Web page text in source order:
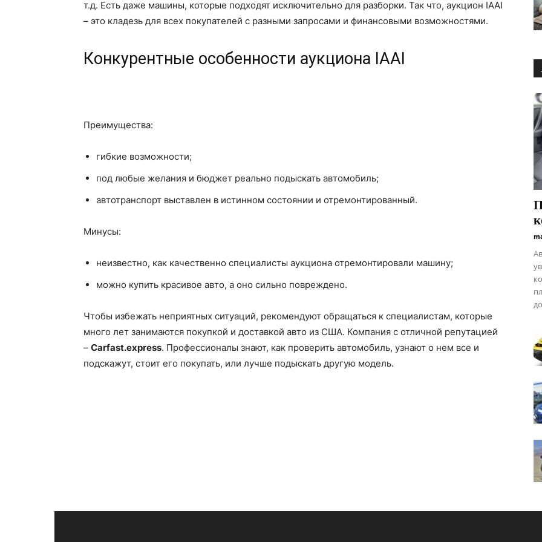
т.д. Есть даже машины, которые подходят исключительно для разборки. Так что, аукцион IAAI
– это кладезь для всех покупателей с разными запросами и финансовыми возможностями.
Конкурентные особенности аукциона IAAI
Преимущества:
гибкие возможности;
под любые желания и бюджет реально подыскать автомобиль;
автотранспорт выставлен в истинном состоянии и отремонтированный.
Минусы:
неизвестно, как качественно специалисты аукциона отремонтировали машину;
можно купить красивое авто, а оно сильно повреждено.
Чтобы избежать неприятных ситуаций, рекомендуют обращаться к специалистам, которые
много лет занимаются покупкой и доставкой авто из США. Компания с отличной репутацией
– Carfast.express. Профессионалы знают, как проверить автомобиль, узнают о нем все и
подскажут, стоит его покупать, или лучше подыскать другую модель.